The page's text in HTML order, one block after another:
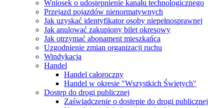
Wniosek o udostępnienie kanału technologicznego
Przejazd pojazdów nienormatywnych
Jak uzyskać identyfikator osoby niepełnosprawnej
Jak anulować zakupiony bilet okresowy
Jak otrzymać abonament mieszkańca
Uzgodnienie zmian organizacji ruchu
Windykacja
Handel
Handel całoroczny
Handel w okresie "Wszystkich Świętych"
Dostęp do drogi publicznej
Zaświadczenie o dostępie do drogi publicznej